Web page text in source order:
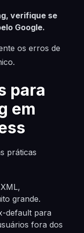
verifique se
Google.
os erros de
para
em
práticas
grande.
default para
fora dos